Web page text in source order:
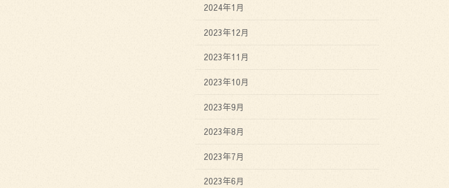
2024年1月
2023年12月
2023年11月
2023年10月
2023年9月
2023年8月
2023年7月
2023年6月